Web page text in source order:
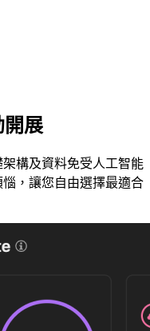
開展
構及資料免受人工智能
，讓您自由選擇最適合